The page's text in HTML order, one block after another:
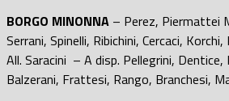
BORGO MINONNA – Perez, Piermattei
Serrani, Spinelli, Ribichini, Cercaci,
All. Saracini – A disp. Pellegrini, Dentice,
Balzerani, Frattesi, Rango, Branchesi,